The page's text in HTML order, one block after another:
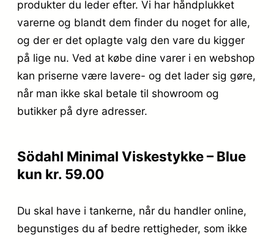
produkter du leder efter. Vi har håndplukket
varerne og blandt dem finder du noget for alle,
og der er det oplagte valg den vare du kigger
på lige nu. Ved at købe dine varer i en webshop
kan priserne være lavere- og det lader sig gøre,
når man ikke skal betale til showroom og
butikker på dyre adresser.
Södahl Minimal Viskestykke – Blue
kun kr. 59.00
Du skal have i tankerne, når du handler online,
begunstiges du af bedre rettigheder, som ikke